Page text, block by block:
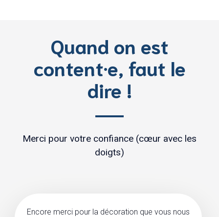
Quand on est
content·e, faut le
dire !
Merci pour votre confiance (cœur avec les
doigts)
Encore merci pour la décoration que vous nous